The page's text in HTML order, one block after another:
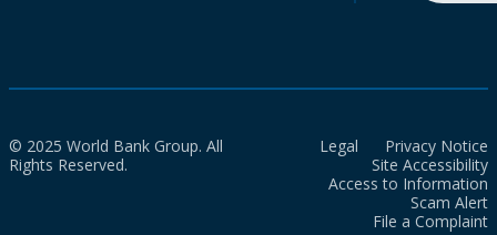
© 2025 World Bank Group. All
Rights Reserved.
Legal
Privacy Notice
Site Accessibility
Access to Information
Scam Alert
File a Complaint